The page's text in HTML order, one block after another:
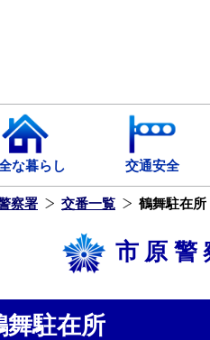
な暮らし 交通安全
察署 交番一覧 鶴舞駐在所
市原警
舞駐在所